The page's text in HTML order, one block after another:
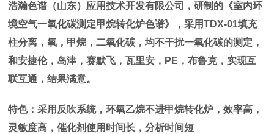
浩瀚色谱（山东）应用技术开发有限公司，研制的《室内环
境空气一氧化碳测定甲烷转化炉色谱》，采用TDX-01填充
柱分离，氧，甲烷，二氧化碳，均不干扰一氧化碳的测定，
和安捷伦，岛津，赛默飞，瓦里安，PE，布鲁克，实现互
联互通，结果满意。
特色：采用反吹系统，环氧乙烷不进甲烷转化炉，效率高，
灵敏度高，催化剂使用时间长，分析时间短